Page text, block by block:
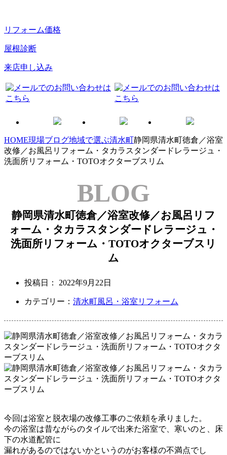
リフォーム価格
屋根診断
来店申し込み
HOME現場ブログ地域で選ぶ清水町静岡県清水町徳倉／浴室
改修／お風呂リフォーム・タカラスタンダードレラージュ・
洗面所リフォーム・TOTOオクターブスリム
BLOG
静岡県清水町徳倉／浴室改修／お風呂リフ
ォーム・タカラスタンダードレラージュ・
洗面所リフォーム・TOTOオクターブスリ
ム
投稿日： 2022年9月22日
カテゴリー： 清水町風呂・浴室リフォーム
今回は浴室と脱衣場の改修工事のご依頼を承りました。
今の浴室は昔ながらのタイルで出来た浴室で、 寒いのと、床
下の水道配管に
漏れがあるのではないかというのがお客様の不満点でし